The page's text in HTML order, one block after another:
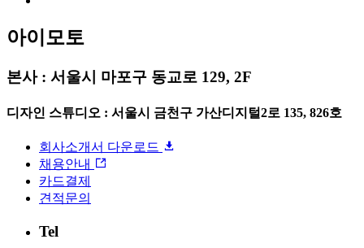
아이모토
본사 : 서울시 마포구 동교로 129, 2F
디자인 스튜디오 : 서울시 금천구 가산디지털2로 135, 826호
회사소개서 다운로드
채용안내
카드결제
견적문의
Tel